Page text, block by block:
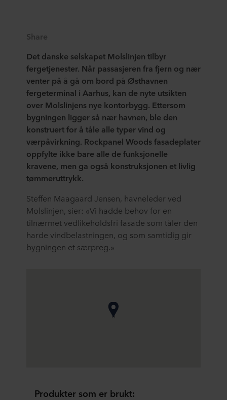
Share
Det danske selskapet Molslinjen tilbyr
fergetjenester. Når passasjeren fra fjern og nær
venter på å gå om bord på Østhavnen
fergeterminal i Aarhus, kan de nyte utsikten
over Molslinjens nye kontorbygg. Ettersom
bygningen ligger så nær havnen, ble den
konstruert for å tåle alle typer vind og
værpåvirkning. Rockpanel Woods fasadeplater
oppfylte ikke bare alle de funksjonelle
kravene, men ga også konstruksjonen et livlig
tømmeruttrykk.
Steffen Maagaard Jensen, havneleder ved
Molslinjen, sier: «Vi hadde behov for en
tilnærmet vedlikeholdsfri fasade som tåler den
harde vindbelastningen, og som samtidig gir
bygningen et særpreg.»
Produkter som er brukt: